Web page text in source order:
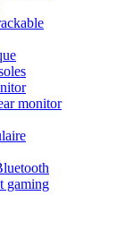
monitor
gaming